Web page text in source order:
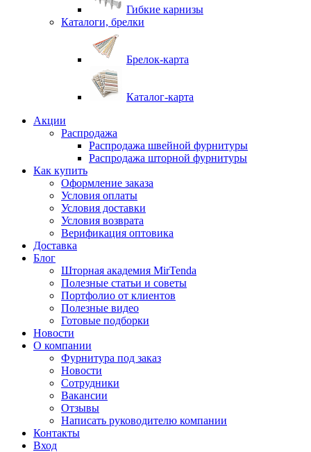
Гибкие карнизы
Каталоги, брелки
Брелок-карта
Каталог-карта
Акции
Распродажа
Распродажа швейной фурнитуры
Распродажа шторной фурнитуры
Как купить
Оформление заказа
Условия оплаты
Условия доставки
Условия возврата
Верификация оптовика
Доставка
Блог
Шторная академия MirTenda
Полезные статьи и советы
Портфолио от клиентов
Полезные видео
Готовые подборки
Новости
О компании
Фурнитура под заказ
Новости
Сотрудники
Вакансии
Отзывы
Написать руководителю компании
Контакты
Вход